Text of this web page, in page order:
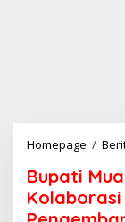
Homepage /
Bupati